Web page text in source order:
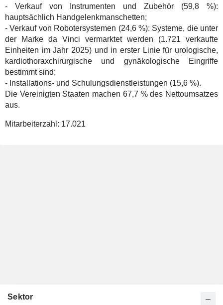
- Verkauf von Instrumenten und Zubehör (59,8 %):
hauptsächlich Handgelenkmanschetten;
- Verkauf von Robotersystemen (24,6 %): Systeme, die unter
der Marke da Vinci vermarktet werden (1.721 verkaufte
Einheiten im Jahr 2025) und in erster Linie für urologische,
kardiothoraxchirurgische und gynäkologische Eingriffe
bestimmt sind;
- Installations- und Schulungsdienstleistungen (15,6 %).
Die Vereinigten Staaten machen 67,7 % des Nettoumsatzes
aus.
Mitarbeiterzahl: 17.021
Sektor